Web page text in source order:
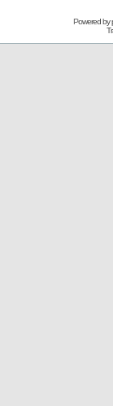
Powered by